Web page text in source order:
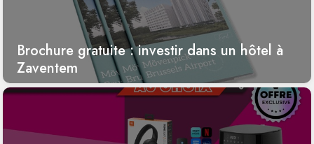
Brochure gratuite : investir dans un hôtel à
Zaventem